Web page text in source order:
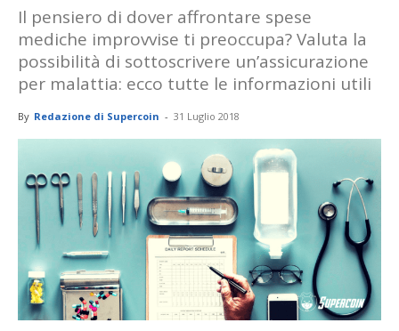
Il pensiero di dover affrontare spese
mediche improvvise ti preoccupa? Valuta la
possibilità di sottoscrivere un’assicurazione
per malattia: ecco tutte le informazioni utili
By Redazione di Supercoin - 31 Luglio 2018